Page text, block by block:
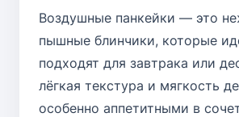
Воздушные панкейки — это
пышные блинчики, которые
подходят для завтрака или
лёгкая текстура и мягкость
особенно аппетитными в